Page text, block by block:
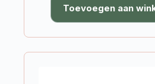
Toevoegen aan